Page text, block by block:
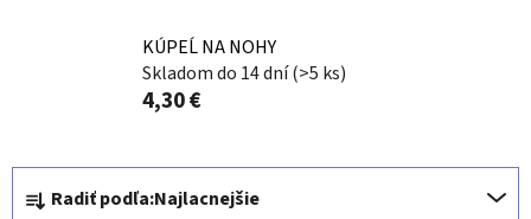
KÚPEĹ NA NOHY
Skladom do 14 dní(>5 ks)
4,30 €
R Radiť podľa:Najlacnejšie